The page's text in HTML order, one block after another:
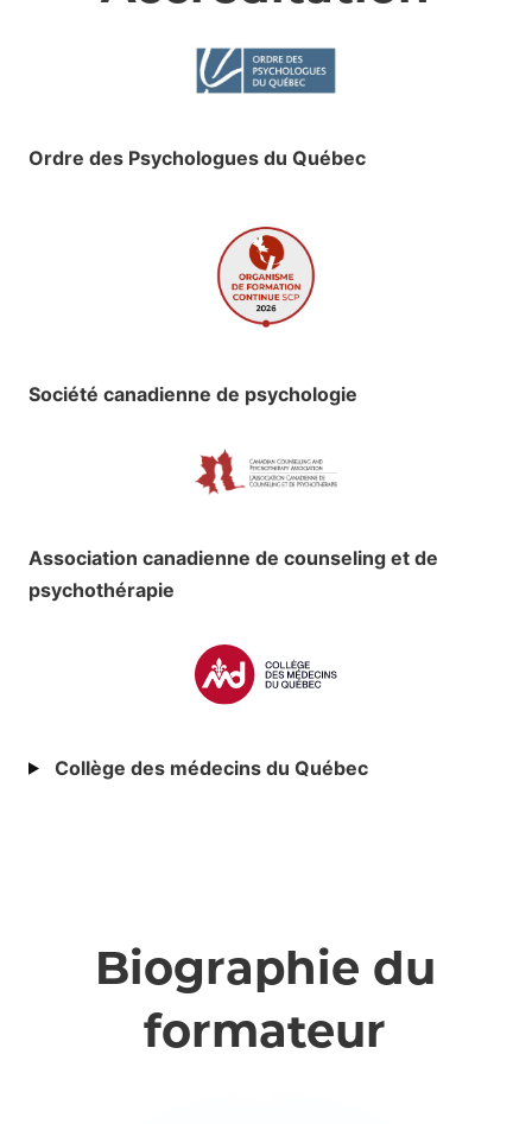
Ordre des Psychologues du Québec
Société canadienne de psychologie
Association canadienne de counseling et de
psychothérapie
Collège des médecins du Québec
Biographie du
formateur